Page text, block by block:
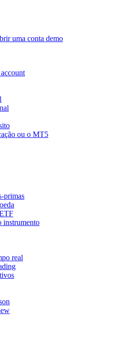
uma conta demo
ou o MT5
primas
instrumento
real